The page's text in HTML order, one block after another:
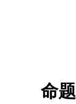
命